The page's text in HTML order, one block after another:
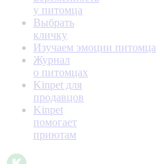
у питомца
Выбрать
кличку
Изучаем эмоции питомца
Журнал
о питомцах
Kinpet для
продавцов
Kinpet
помогает
приютам